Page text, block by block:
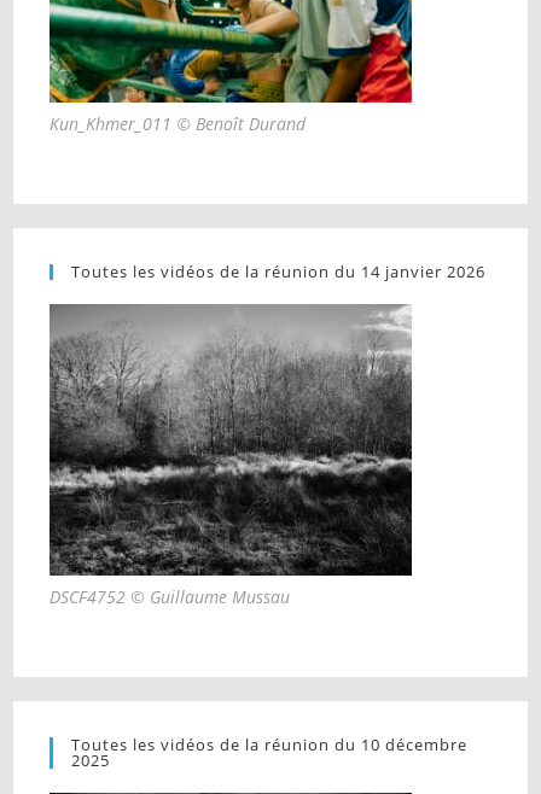
Kun_Khmer_011 © Benoît Durand
Toutes les vidéos de la réunion du 14 janvier 2026
DSCF4752 © Guillaume Mussau
Toutes les vidéos de la réunion du 10 décembre
2025